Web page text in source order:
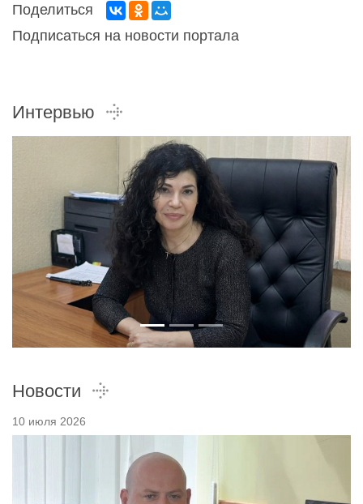
Поделиться
Подписаться на новости портала
Интервью
Новости
10 июля 2026